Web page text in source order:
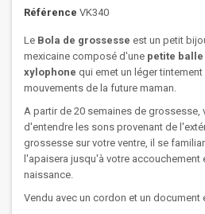
Référence VK340
Le Bola de grossesse est un petit
mexicaine composé d'une petite
xylophone qui emet un léger
mouvements de la future maman.
A partir de 20 semaines de grossesse,
d'entendre les sons provenant de
grossesse sur votre ventre, il se
l'apaisera jusqu'à votre accouchement
naissance.
Vendu avec un cordon et un document